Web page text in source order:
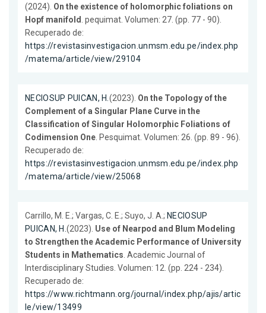
(2024). On the existence of holomorphic foliations on
Hopf manifold. pequimat. Volumen: 27. (pp. 77 - 90).
Recuperado de:
https://revistasinvestigacion.unmsm.edu.pe/index.php
/matema/article/view/29104
NECIOSUP PUICAN, H.(2023). On the Topology of the
Complement of a Singular Plane Curve in the
Classification of Singular Holomorphic Foliations of
Codimension One. Pesquimat. Volumen: 26. (pp. 89 - 96).
Recuperado de:
https://revistasinvestigacion.unmsm.edu.pe/index.php
/matema/article/view/25068
Carrillo, M. E.; Vargas, C. E.; Suyo, J. A.; NECIOSUP
PUICAN, H.(2023). Use of Nearpod and Blum Modeling
to Strengthen the Academic Performance of University
Students in Mathematics. Academic Journal of
Interdisciplinary Studies. Volumen: 12. (pp. 224 - 234).
Recuperado de:
https://www.richtmann.org/journal/index.php/ajis/artic
le/view/13499